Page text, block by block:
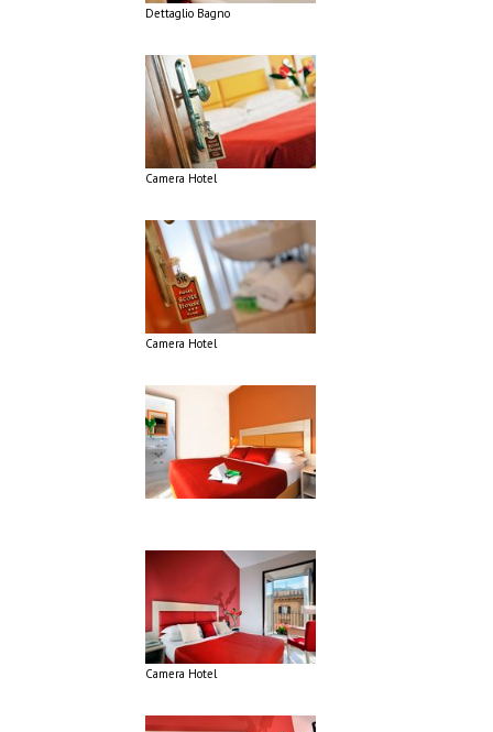
Dettaglio Bagno
Camera Hotel
Camera Hotel
Camera Hotel